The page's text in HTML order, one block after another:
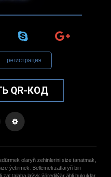
регистрация
QR-КОД
olaryñ zehinlerini size tanatmak,
ýetirmek. Bellemeli zatlaryñ biri -
zat talaba laýyk ýöredilýär ähli hukuklar